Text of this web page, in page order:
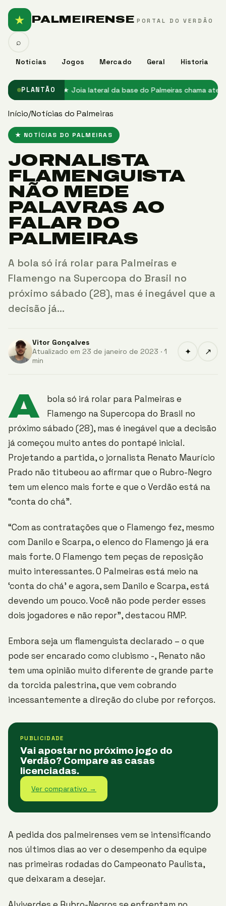
★ PALMEIRENSE PORTAL DO VERDÃO
Notícias Jogos Mercado Geral Historia
⌕
PLANTÃO
no Palmeiras★ Joia lateral da base do Palmeiras chama
Início/Notícias do Palmeiras
★ NOTÍCIAS DO PALMEIRAS
JORNALISTA
FLAMENGUISTA
NÃO MEDE
PALAVRAS AO
FALAR DO
PALMEIRAS
A bola só irá rolar para Palmeiras e
Flamengo na Supercopa do Brasil no
próximo sábado (28), mas é inegável que a
decisão já…
Vitor Gonçalves
Atualizado em 23 de janeiro de 2023 · 1
min
✦ ↗
A
bola só irá rolar para Palmeiras e
Flamengo na Supercopa do Brasil no
próximo sábado (28), mas é inegável que a decisão
já começou muito antes do pontapé inicial.
Projetando a partida, o jornalista Renato Maurício
Prado não titubeou ao afirmar que o Rubro-Negro
tem um elenco mais forte e que o Verdão está na
“conta do chá”.
“Com as contratações que o Flamengo fez, mesmo
com Danilo e Scarpa, o elenco do Flamengo já era
mais forte. O Flamengo tem peças de reposição
muito interessantes. O Palmeiras está meio na
‘conta do chá’ e agora, sem Danilo e Scarpa, está
devendo um pouco. Você não pode perder esses
dois jogadores e não repor”, destacou RMP.
Embora seja um flamenguista declarado – o que
pode ser encarado como clubismo -, Renato não
tem uma opinião muito diferente de grande parte
da torcida palestrina, que vem cobrando
incessantemente a direção do clube por reforços.
PUBLICIDADE
Vai apostar no próximo jogo do
Verdão? Compare as casas
licenciadas.
Ver comparativo →
A pedida dos palmeirenses vem se intensificando
nos últimos dias ao ver o desempenho da equipe
nas primeiras rodadas do Campeonato Paulista,
que deixaram a desejar.